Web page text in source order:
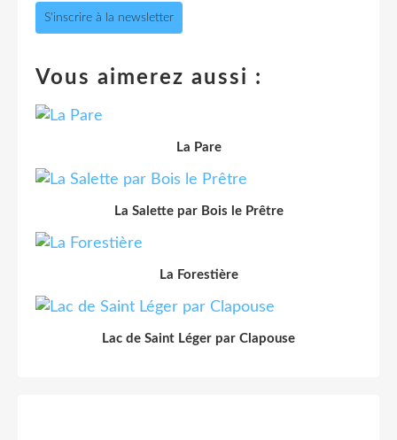
S'inscrire à la newsletter
Vous aimerez aussi :
La Pare
La Salette par Bois le Prêtre
La Forestière
Lac de Saint Léger par Clapouse